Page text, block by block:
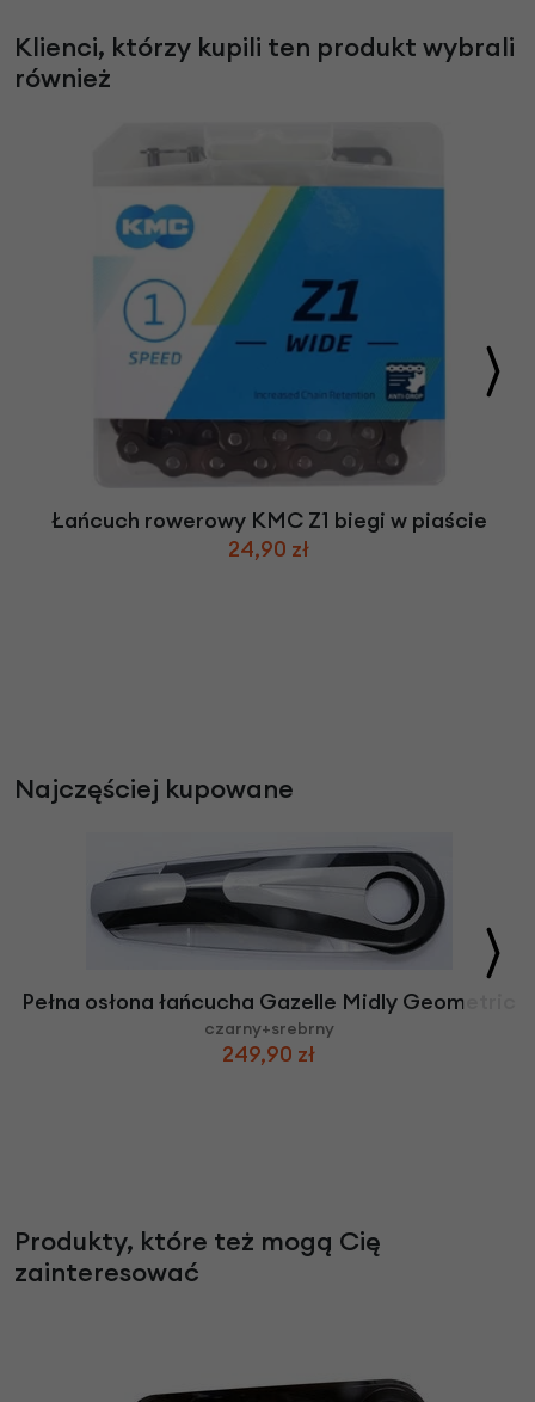
Klienci, którzy kupili ten produkt wybrali
również
Łańcuch rowerowy KMC Z1 biegi w piaście
24,90 zł
Najczęściej kupowane
Pełna osłona łańcucha Gazelle Midly Geometric
czarny+srebrny
249,90 zł
Produkty, które też mogą Cię
zainteresować